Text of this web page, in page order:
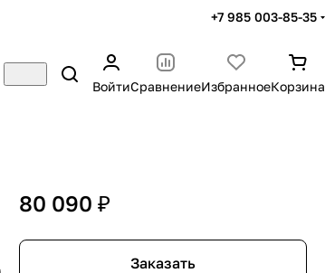
+7 985 003-85-35
ВойтиСравнениеИзбранноеКорзина
80 090 ₽
Заказать